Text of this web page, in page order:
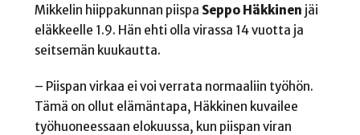
Mikkelin hiippakunnan piispa Seppo Häkkinen jäi
eläkkeelle 1.9. Hän ehti olla virassa 14 vuotta ja
seitsemän kuukautta.
– Piispan virkaa ei voi verrata normaaliin työhön.
Tämä on ollut elämäntapa, Häkkinen kuvailee
työhuoneessaan elokuussa, kun piispan viran